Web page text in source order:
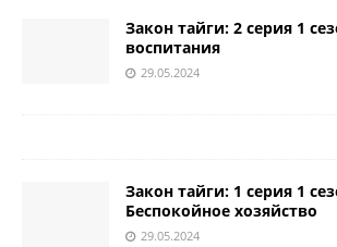
Закон тайги: 2 серия 1
воспитания
29.05.2024
Закон тайги: 1 серия 1
Беспокойное хозяйство
29.05.2024